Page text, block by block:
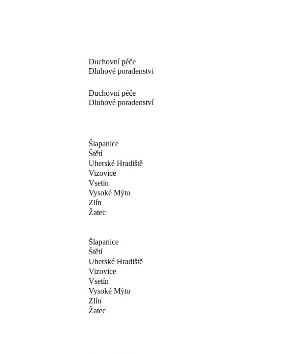
Duchovní péče
Dluhové poradenství
Duchovní péče
Dluhové poradenství
Šlapanice
Štětí
Uherské Hradiště
Vizovice
Vsetín
Vysoké Mýto
Zlín
Žatec
Šlapanice
Štětí
Uherské Hradiště
Vizovice
Vsetín
Vysoké Mýto
Zlín
Žatec